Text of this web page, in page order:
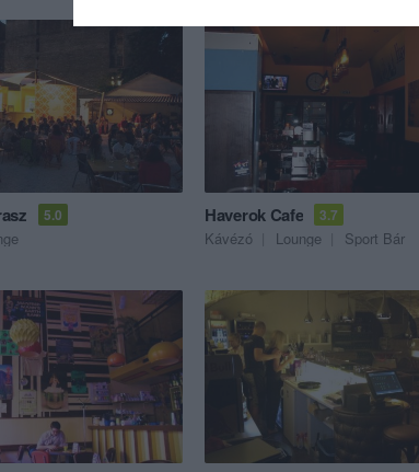
5.0 Haverok Cafe 3.7
Kávézó Lounge Sport Bár